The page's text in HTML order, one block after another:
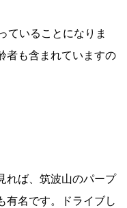
ていることになりま
者も含まれていますの
れば、筑波山のパープ
有名です。ドライブし